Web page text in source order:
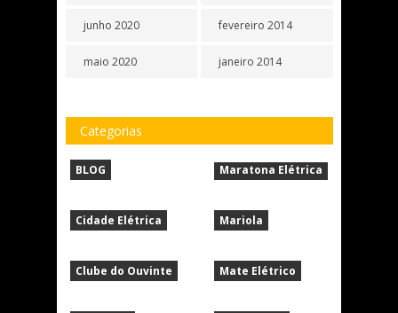
junho 2020
maio 2020
fevereiro 2014
janeiro 2014
Categorias
BLOG
Cidade Elétrica
Clube do Ouvinte
Maratona Elétrica
Mariola
Mate Elétrico